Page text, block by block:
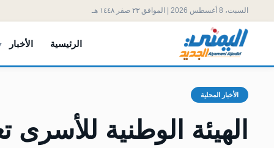
السبت، 8 أغسطس 2026 | الموافق ٢٣ صفر ١٤٤٨ هـ
الرئيسية الأخبار
الأخبار المحلية
الهيئة الوطنية